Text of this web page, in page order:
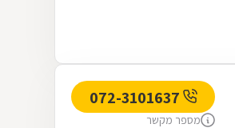
מספר מקשר